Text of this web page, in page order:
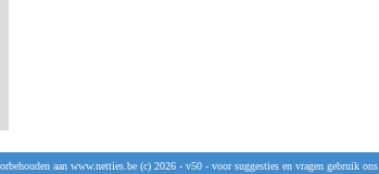
aan www.netties.be (c) 2026 - v50 - voor suggesties en vragen gebruik ons